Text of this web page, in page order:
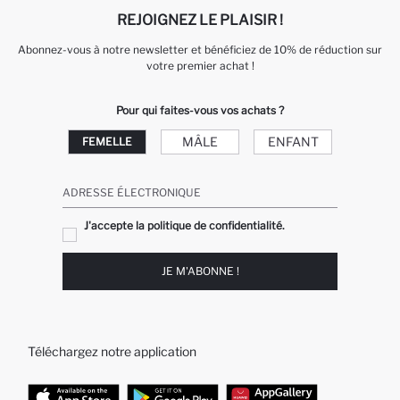
REJOIGNEZ LE PLAISIR !
Abonnez-vous à notre newsletter et bénéficiez de 10% de réduction sur
votre premier achat !
Pour qui faites-vous vos achats ?
FEMELLE MÂLE ENFANT
ADRESSE ÉLECTRONIQUE
J'accepte la politique de confidentialité.
JE M'ABONNE !
Téléchargez notre application